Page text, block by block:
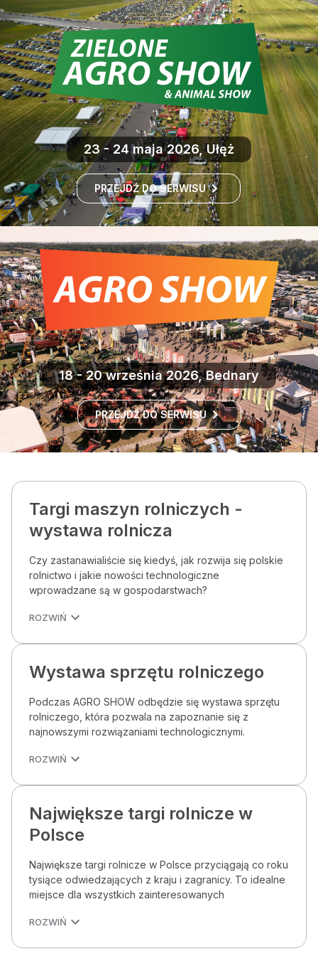
23 - 24 maja 2026, Ułęż
PRZEJDŹ DO SERWISU
18 - 20 września 2026, Bednary
PRZEJDŹ DO SERWISU
Targi maszyn rolniczych -
wystawa rolnicza
Czy zastanawialiście się kiedyś, jak rozwija się polskie
rolnictwo i jakie nowości technologiczne
wprowadzane są w gospodarstwach?
ROZWIŃ
Wystawa sprzętu rolniczego
Podczas AGRO SHOW odbędzie się wystawa sprzętu
rolniczego, która pozwala na zapoznanie się z
najnowszymi rozwiązaniami technologicznymi.
ROZWIŃ
Największe targi rolnicze w
Polsce
Największe targi rolnicze w Polsce przyciągają co roku
tysiące odwiedzających z kraju i zagranicy. To idealne
miejsce dla wszystkich zainteresowanych
ROZWIŃ